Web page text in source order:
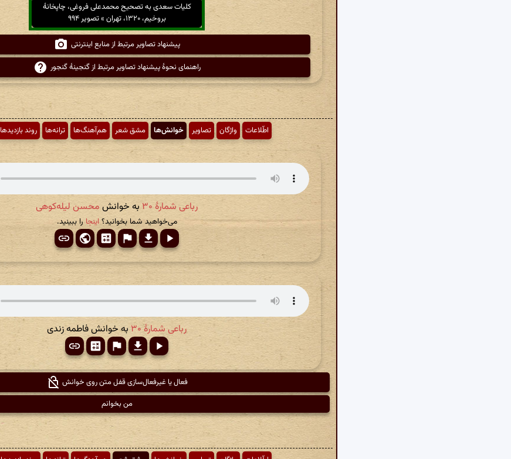
کلیات سعدی به تصحیح محمدعلی فروغی، چاپخانهٔ
بروخیم، ۱۳۲۰، تهران » تصویر ۹۹۴
پیشنهاد تصاویر مرتبط از منابع اینترنتی
راهنمای نحوهٔ پیشنهاد تصاویر مرتبط از گنجینهٔ گنجور
اطّلاعات واژگان تصاویر خوانش‌ها مشق شعر هم‌آهنگ‌ها ترانه‌ها روند بازدیدها
رباعی شمارهٔ ۳۰ به خوانش محسن لیله‌کوهی
می‌خواهید شما بخوانید؟اینجا را ببینید.
رباعی شمارهٔ ۳۰ به خوانش فاطمه زندی
فعال یا غیرفعال‌سازی قفل متن روی خوانش
من بخوانم